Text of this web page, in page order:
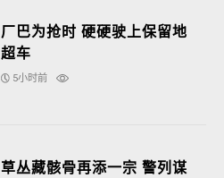
厂巴为抢时 硬硬驶上保留地
超车
5小时前
草丛藏骸骨再添一宗 警列谋